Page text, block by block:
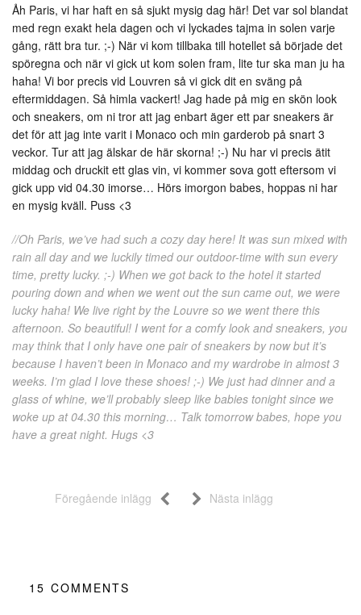
Åh Paris, vi har haft en så sjukt mysig dag här! Det var sol blandat
med regn exakt hela dagen och vi lyckades tajma in solen varje
gång, rätt bra tur. ;-) När vi kom tillbaka till hotellet så började det
spöregna och när vi gick ut kom solen fram, lite tur ska man ju ha
haha! Vi bor precis vid Louvren så vi gick dit en sväng på
eftermiddagen. Så himla vackert! Jag hade på mig en skön look
och sneakers, om ni tror att jag enbart äger ett par sneakers är
det för att jag inte varit i Monaco och min garderob på snart 3
veckor. Tur att jag älskar de här skorna! ;-) Nu har vi precis ätit
middag och druckit ett glas vin, vi kommer sova gott eftersom vi
gick upp vid 04.30 imorse… Hörs imorgon babes, hoppas ni har
en mysig kväll. Puss <3
//Oh Paris, we’ve had such a cozy day here! It was sun mixed with
rain all day and we luckily timed our outdoor-time with sun every
time, pretty lucky. ;-) When we got back to the hotel it started
pouring down and when we went out the sun came out, we were
lucky haha! We live right by the Louvre so we went there this
afternoon. So beautiful! I went for a comfy look and sneakers, you
may think that I only have one pair of sneakers by now but it’s
because I haven’t been in Monaco and my wardrobe in almost 3
weeks. I’m glad I love these shoes! ;-) We just had dinner and a
glass of whine, we’ll probably sleep like babies tonight since we
woke up at 04.30 this morning… Talk tomorrow babes, hope you
have a great night. Hugs <3
Föregående inlägg Nästa inlägg
15 COMMENTS